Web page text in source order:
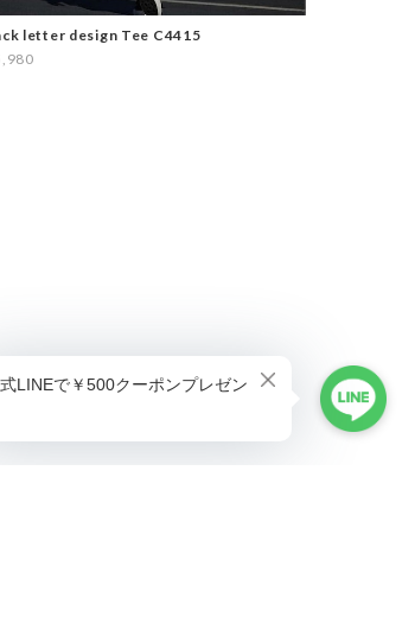
letter design Tee C4415